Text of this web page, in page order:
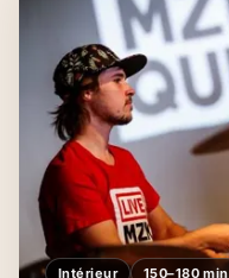
Intérieur 150–180 min